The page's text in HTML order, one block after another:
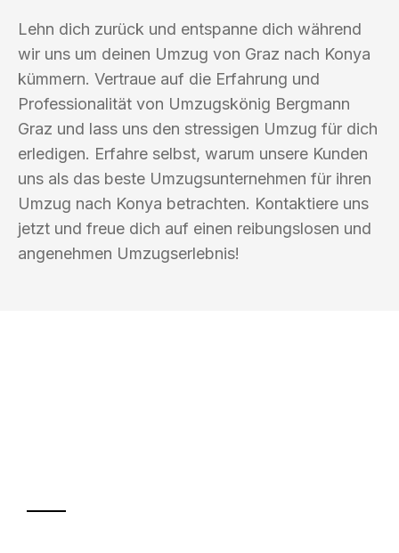
Lehn dich zurück und entspanne dich während
wir uns um deinen Umzug von Graz nach Konya
kümmern. Vertraue auf die Erfahrung und
Professionalität von Umzugskönig Bergmann
Graz und lass uns den stressigen Umzug für dich
erledigen. Erfahre selbst, warum unsere Kunden
uns als das beste Umzugsunternehmen für ihren
Umzug nach Konya betrachten. Kontaktiere uns
jetzt und freue dich auf einen reibungslosen und
angenehmen Umzugserlebnis!